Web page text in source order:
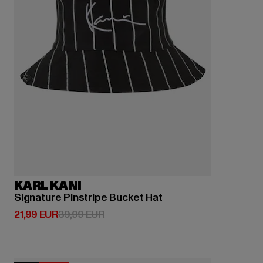
KARL KANI
Signature Pinstripe Bucket Hat
21,99 EUR
Derzeitiger Preis: 21,99 EUR
39,99 EURAktionspreis: 39,99 EUR